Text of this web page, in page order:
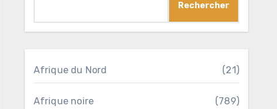
Rechercher
Afrique du Nord (21)
Afrique noire (789)